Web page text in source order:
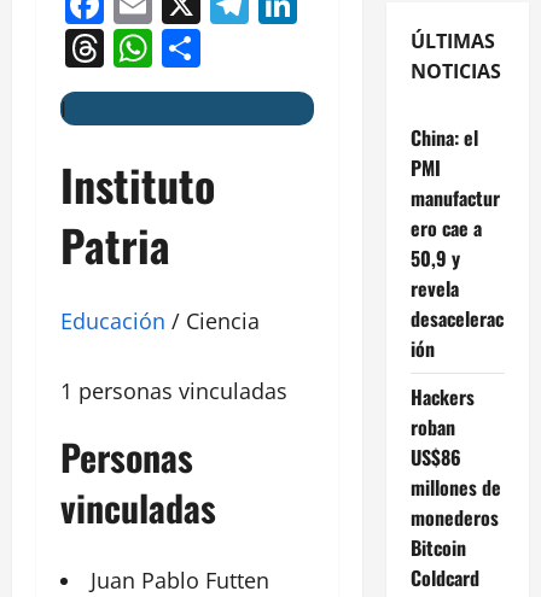
Threads
WhatsApp
I
Instituto
Patria
Educación / Ciencia
1 personas vinculadas
Personas
vinculadas
Juan Pablo Futten
ÚLTIMAS
NOTICIAS
China: el
PMI
manufactur
ero cae a
50,9 y
revela
desacelerac
ión
Hackers
roban
US$86
millones de
monederos
Bitcoin
Coldcard